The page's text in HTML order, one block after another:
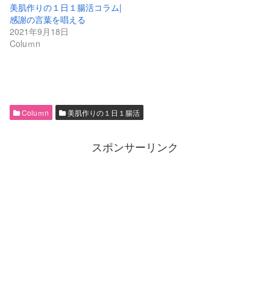
美肌作りの１日１腸活コラム|
感謝の言葉を唱える
2021年9月18日
Coluｍn
Coluｍn 美肌作りの１日１腸活
スポンサーリンク